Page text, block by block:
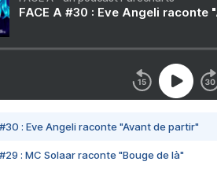
FACE A #30 : Eve Angeli raconte
#30 : Eve Angeli raconte "Avant de partir"
#29 : MC Solaar raconte "Bouge de là"